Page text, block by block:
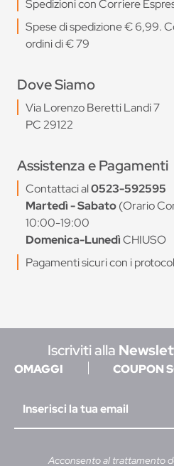
Spedizioni con Corriere
Spese di spedizione € 6,99.
ordini di € 79
Dove Siamo
Via Lorenzo Beretti Landi 7
PC 29122
Assistenza e Pagamenti
Contattaci al0523-592595
Martedì - Sabato(Orario
10:00-19:00
Domenica-LunedìCHIUSO
Pagamenti sicuri con i
Iscriviti alla
OMAGGI COUPON
Acconsento al trattamento